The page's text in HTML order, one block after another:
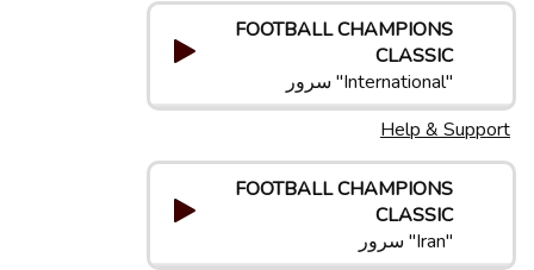
FOOTBALL CHAMPIONS
CLASSIC
"International" سرور
Help & Support
FOOTBALL CHAMPIONS
CLASSIC
"Iran" سرور